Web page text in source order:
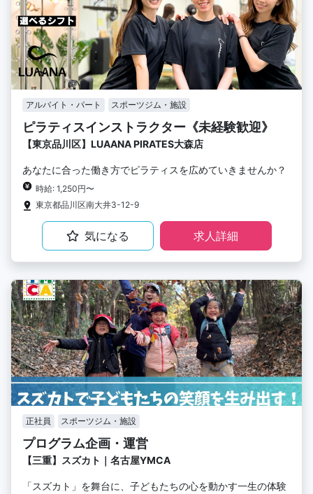
アルバイト・パート スポーツジム・施設
ピラティスインストラクター《未経験歓迎》
【東京品川区】LUAANA PIRATES大森店
あなたに合った働き方でピラティスを広めていきませんか？
時給: 1,250円〜
東京都品川区南大井3-12-9
気になる 求人詳細
正社員 スポーツジム・施設
プログラム企画・運営
【三重】スズカト｜名古屋YMCA
「スズカト」を舞台に、子どもたちの心を動かす一生の体験